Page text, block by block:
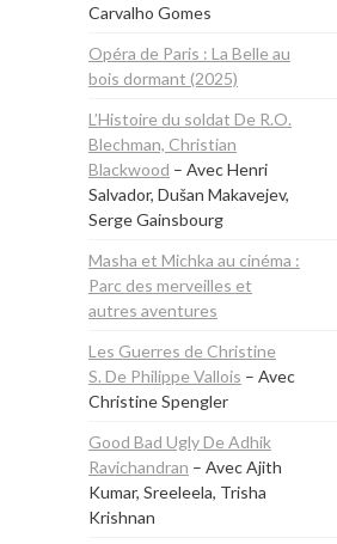
Carvalho Gomes
Opéra de Paris : La Belle au
bois dormant (2025)
L’Histoire du soldat De R.O.
Blechman, Christian
Blackwood – Avec Henri
Salvador, Dušan Makavejev,
Serge Gainsbourg
Masha et Michka au cinéma :
Parc des merveilles et
autres aventures
Les Guerres de Christine
S. De Philippe Vallois – Avec
Christine Spengler
Good Bad Ugly De Adhik
Ravichandran – Avec Ajith
Kumar, Sreeleela, Trisha
Krishnan